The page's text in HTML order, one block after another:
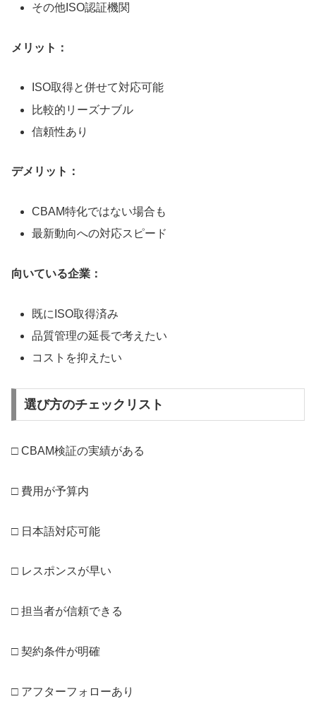
その他ISO認証機関
メリット：
ISO取得と併せて対応可能
比較的リーズナブル
信頼性あり
デメリット：
CBAM特化ではない場合も
最新動向への対応スピード
向いている企業：
既にISO取得済み
品質管理の延長で考えたい
コストを抑えたい
選び方のチェックリスト
□ CBAM検証の実績がある
□ 費用が予算内
□ 日本語対応可能
□ レスポンスが早い
□ 担当者が信頼できる
□ 契約条件が明確
□ アフターフォローあり